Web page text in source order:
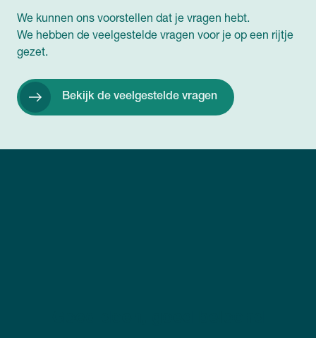
We kunnen ons voorstellen dat je vragen hebt.
We hebben de veelgestelde vragen voor je op een rijtje
gezet.
Bekijk de veelgestelde vragen